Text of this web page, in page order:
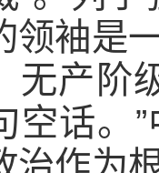
领袖是
无产阶
空话。